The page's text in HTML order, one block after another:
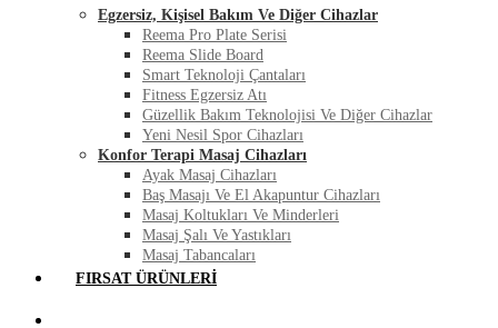
Egzersiz, Kişisel Bakım Ve Diğer Cihazlar
Reema Pro Plate Serisi
Reema Slide Board
Smart Teknoloji Çantaları
Fitness Egzersiz Atı
Güzellik Bakım Teknolojisi Ve Diğer Cihazlar
Yeni Nesil Spor Cihazları
Konfor Terapi Masaj Cihazları
Ayak Masaj Cihazları
Baş Masajı Ve El Akapuntur Cihazları
Masaj Koltukları Ve Minderleri
Masaj Şalı Ve Yastıkları
Masaj Tabancaları
FIRSAT ÜRÜNLERI